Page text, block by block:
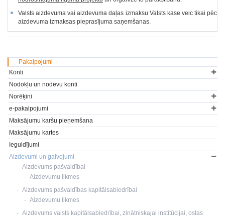
Valsts aizdevuma vai aizdevuma daļas izmaksu Valsts kase veic tikai pēc
aizdevuma izmaksas pieprasījuma saņemšanas.
Pakalpojumi
Konti
Nodokļu un nodevu konti
Norēķini
e-pakalpojumi
Maksājumu karšu pieņemšana
Maksājumu kartes
Ieguldījumi
Aizdevumi un galvojumi
Aizdevums pašvaldībai
Aizdevumu likmes
Aizdevums pašvaldības kapitālsabiedrībai
Aizdevumu likmes
Aizdevums valsts kapitālsabiedrībai, zinātniskajai institūcijai, ostas